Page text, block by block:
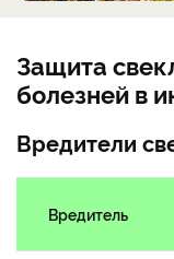
Защита
болезней в
Вредители
Вредитель